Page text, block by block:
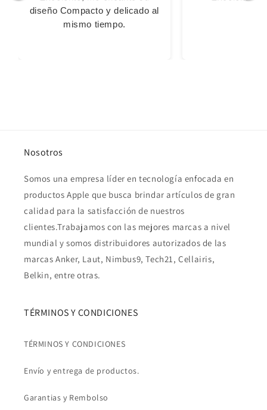
diseño Compacto y delicado al
mismo tiempo.
Nosotros
Somos una empresa líder en tecnología enfocada en
productos Apple que busca brindar artículos de gran
calidad para la satisfacción de nuestros
clientes.Trabajamos con las mejores marcas a nivel
mundial y somos distribuidores autorizados de las
marcas Anker, Laut, Nimbus9, Tech21, Cellairis,
Belkin, entre otras.
TÉRMINOS Y CONDICIONES
TÉRMINOS Y CONDICIONES
Envío y entrega de productos.
Garantias y Rembolso